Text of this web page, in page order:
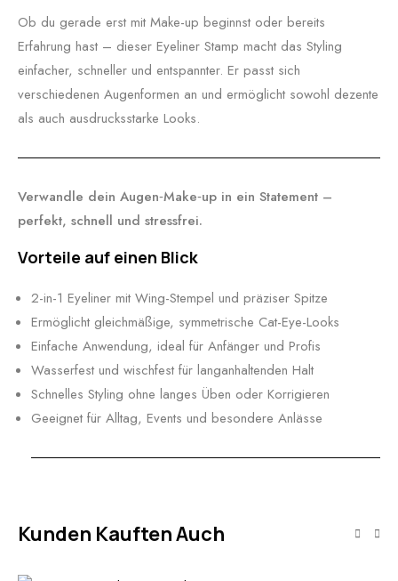
Ob du gerade erst mit Make-up beginnst oder bereits
Erfahrung hast – dieser Eyeliner Stamp macht das Styling
einfacher, schneller und entspannter. Er passt sich
verschiedenen Augenformen an und ermöglicht sowohl dezente
als auch ausdrucksstarke Looks.
Verwandle dein Augen‑Make‑up in ein Statement –
perfekt, schnell und stressfrei.
Vorteile auf einen Blick
2-in-1 Eyeliner mit Wing-Stempel und präziser Spitze
Ermöglicht gleichmäßige, symmetrische Cat-Eye-Looks
Einfache Anwendung, ideal für Anfänger und Profis
Wasserfest und wischfest für langanhaltenden Halt
Schnelles Styling ohne langes Üben oder Korrigieren
Geeignet für Alltag, Events und besondere Anlässe
Kunden Kauften Auch